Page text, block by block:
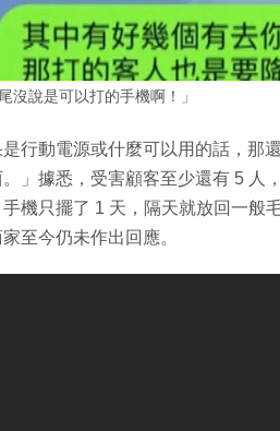
沒說是可以打的手機啊！」
行動電源或什麼可以用的話，那
」據悉，受害顧客至少還有 5 人
機只擺了 1 天，隔天就放回一般
至今仍未作出回應。